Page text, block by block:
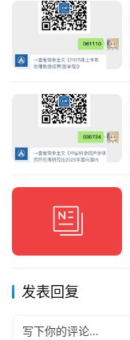
发表回复